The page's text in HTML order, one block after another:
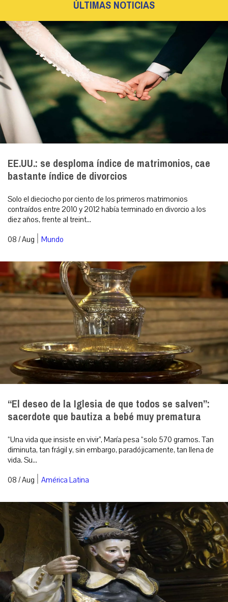
ÚLTIMAS NOTICIAS
EE.UU.: se desploma índice de matrimonios, cae
bastante índice de divorcios
Solo el dieciocho por ciento de los primeros matrimonios
contraídos entre 2010 y 2012 había terminado en divorcio a los
diez años, frente al treint...
08 / Aug | Mundo
“El deseo de la Iglesia de que todos se salven”:
sacerdote que bautiza a bebé muy prematura
“Una vida que insiste en vivir”, María pesa “solo 570 gramos. Tan
diminuta, tan frágil y, sin embargo, paradójicamente, tan llena de
vida. Su...
08 / Aug | América Latina